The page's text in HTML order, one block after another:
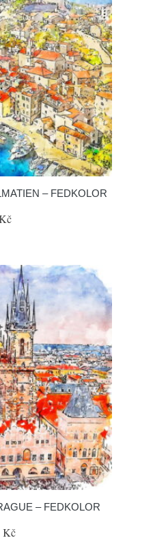
– FEDKOLOR
– FEDKOLOR
Kč